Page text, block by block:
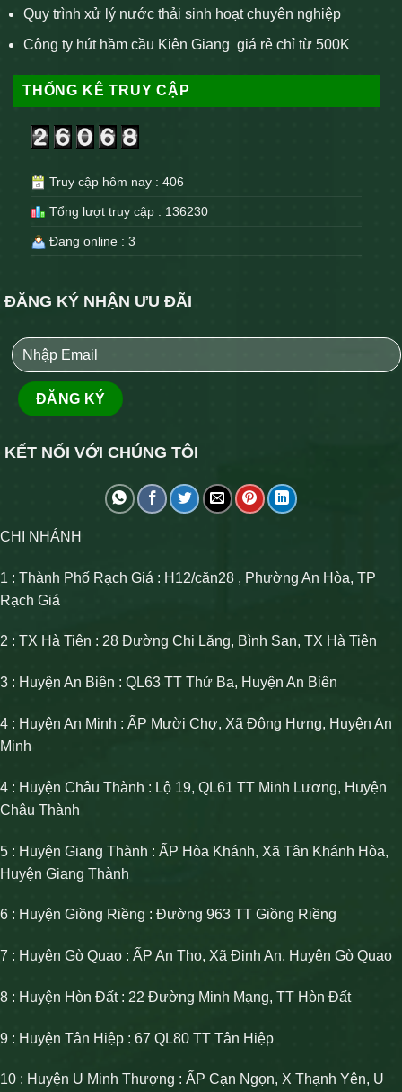
Quy trình xử lý nước thải sinh hoạt chuyên nghiệp
Công ty hút hầm cầu Kiên Giang giá rẻ chỉ từ 500K
THỐNG KÊ TRUY CẬP
Truy cập hôm nay : 406
Tổng lượt truy cập : 136230
Đang online : 3
ĐĂNG KÝ NHẬN ƯU ĐÃI
KẾT NỐI VỚI CHÚNG TÔI
CHI NHÁNH
1 : Thành Phố Rạch Giá : H12/căn28 , Phường An Hòa, TP
Rạch Giá
2 : TX Hà Tiên : 28 Đường Chi Lăng, Bình San, TX Hà Tiên
3 : Huyện An Biên : QL63 TT Thứ Ba, Huyện An Biên
4 : Huyện An Minh : ẤP Mười Chợ, Xã Đông Hưng, Huyện An
Minh
4 : Huyện Châu Thành : Lộ 19, QL61 TT Minh Lương, Huyện
Châu Thành
5 : Huyện Giang Thành : ẤP Hòa Khánh, Xã Tân Khánh Hòa,
Huyện Giang Thành
6 : Huyện Giồng Riềng : Đường 963 TT Giồng Riềng
7 : Huyện Gò Quao : ẤP An Thọ, Xã Định An, Huyện Gò Quao
8 : Huyện Hòn Đất : 22 Đường Minh Mạng, TT Hòn Đất
9 : Huyện Tân Hiệp : 67 QL80 TT Tân Hiệp
10 : Huyện U Minh Thượng : ẤP Cạn Ngọn, X Thạnh Yên, U